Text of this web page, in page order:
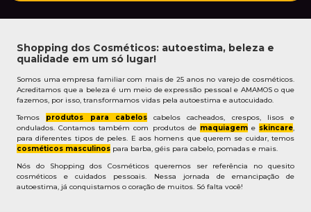
Shopping dos Cosméticos: autoestima, beleza e
qualidade em um só lugar!
Somos uma empresa familiar com mais de 25 anos no varejo de cosméticos.
Acreditamos que a beleza é um meio de expressão pessoal e AMAMOS o que
fazemos, por isso, transformamos vidas pela autoestima e autocuidado.
Temos produtos para cabeloscabelos cacheados, crespos, lisos e
ondulados. Contamos também com produtos de maquiageme skincare,
para diferentes tipos de peles. E aos homens que querem se cuidar, temos
cosméticos masculinos para barba, géis para cabelo, pomadas e mais.
Nós do Shopping dos Cosméticos queremos ser referência no quesito
cosméticos e cuidados pessoais. Nessa jornada de emancipação de
autoestima, já conquistamos o coração de muitos. Só falta você!